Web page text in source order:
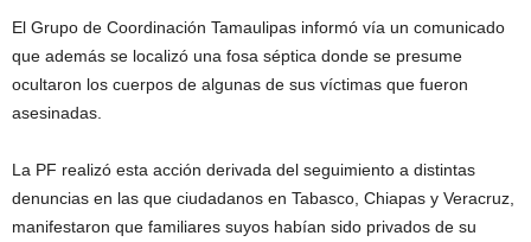
El Grupo de Coordinación Tamaulipas informó vía un comunicado
que además se localizó una fosa séptica donde se presume
ocultaron los cuerpos de algunas de sus víctimas que fueron
asesinadas.
La PF realizó esta acción derivada del seguimiento a distintas
denuncias en las que ciudadanos en Tabasco, Chiapas y Veracruz,
manifestaron que familiares suyos habían sido privados de su